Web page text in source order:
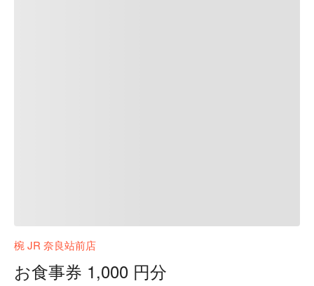
椀 JR 奈良站前店
お食事券 1,000 円分